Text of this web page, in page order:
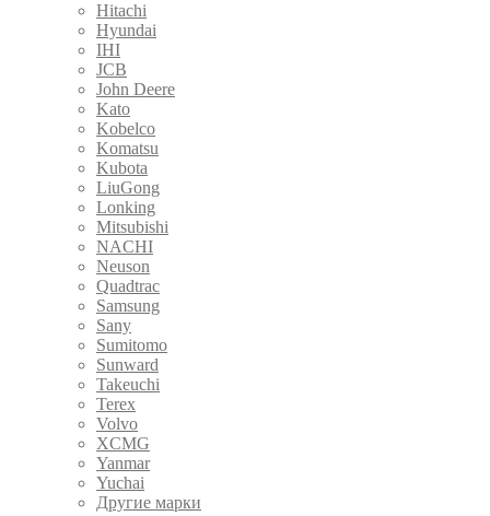
Hitachi
Hyundai
IHI
JCB
John Deere
Kato
Kobelco
Komatsu
Kubota
LiuGong
Lonking
Mitsubishi
NACHI
Neuson
Quadtrac
Samsung
Sany
Sumitomo
Sunward
Takeuchi
Terex
Volvo
XCMG
Yanmar
Yuchai
Другие марки